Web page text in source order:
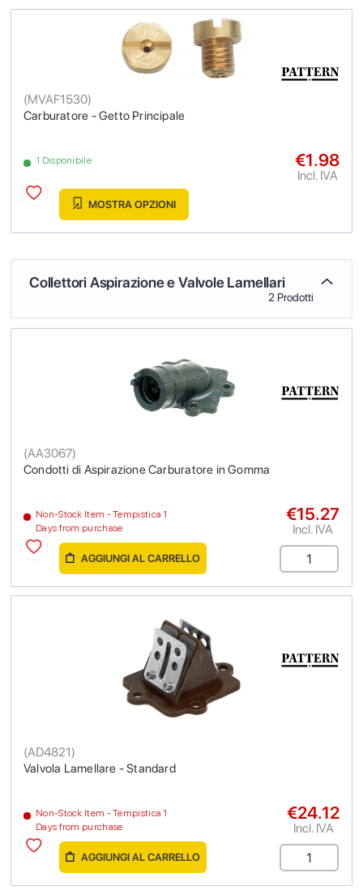
Carburatore - Getto Principale
(MVAF1530)
1 Disponibile €1.98
Incl. IVA
MOSTRA OPZIONI
Collettori Aspirazione e Valvole Lamellari
2 Prodotti
Condotti di Aspirazione Carburatore in Gomma
(AA3067)
Non-Stock Item - Tempistica 1
Days from purchase
€15.27
Incl. IVA
AGGIUNGI AL CARRELLO
Valvola Lamellare - Standard
(AD4821)
Non-Stock Item - Tempistica 1
Days from purchase
€24.12
Incl. IVA
AGGIUNGI AL CARRELLO